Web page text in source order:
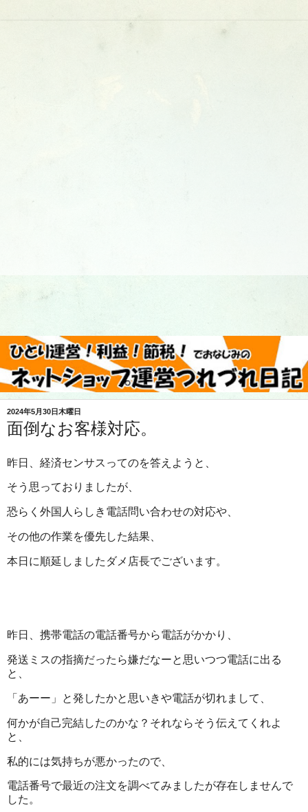
2024年5月30日木曜日
面倒なお客様対応。
昨日、経済センサスってのを答えようと、
そう思っておりましたが、
恐らく外国人らしき電話問い合わせの対応や、
その他の作業を優先した結果、
本日に順延しましたダメ店長でございます。
昨日、携帯電話の電話番号から電話がかかり、
発送ミスの指摘だったら嫌だなーと思いつつ電話に出る
と、
「あーー」と発したかと思いきや電話が切れまして、
何かが自己完結したのかな？それならそう伝えてくれよ
と、
私的には気持ちが悪かったので、
電話番号で最近の注文を調べてみましたが存在しませんで
した。